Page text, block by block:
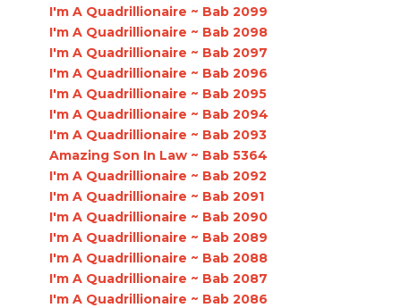
I'm A Quadrillionaire ~ Bab 2099
I'm A Quadrillionaire ~ Bab 2098
I'm A Quadrillionaire ~ Bab 2097
I'm A Quadrillionaire ~ Bab 2096
I'm A Quadrillionaire ~ Bab 2095
I'm A Quadrillionaire ~ Bab 2094
I'm A Quadrillionaire ~ Bab 2093
Amazing Son In Law ~ Bab 5364
I'm A Quadrillionaire ~ Bab 2092
I'm A Quadrillionaire ~ Bab 2091
I'm A Quadrillionaire ~ Bab 2090
I'm A Quadrillionaire ~ Bab 2089
I'm A Quadrillionaire ~ Bab 2088
I'm A Quadrillionaire ~ Bab 2087
I'm A Quadrillionaire ~ Bab 2086